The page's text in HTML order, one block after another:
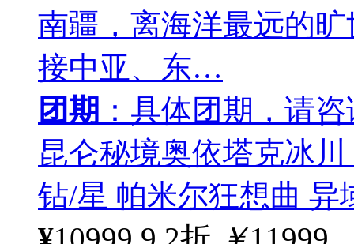
南疆，离海洋最远的
接中亚、东…
团期 ：具体团期，请
昆仑秘境奥依塔克冰川
钻/星 帕米尔狂想曲 异